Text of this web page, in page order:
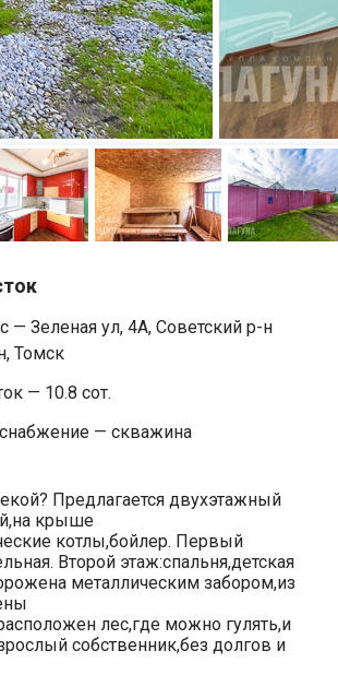
— Зеленая ул, 4А, Советский р-н
Томск
— 10.8 сот.
— скважина
Предлагается двухэтажный
крыше
котлы,бойлер. Первый
Второй этаж:спальня,детская
металлическим забором,из
лес,где можно гулять,и
собственник,без долгов и